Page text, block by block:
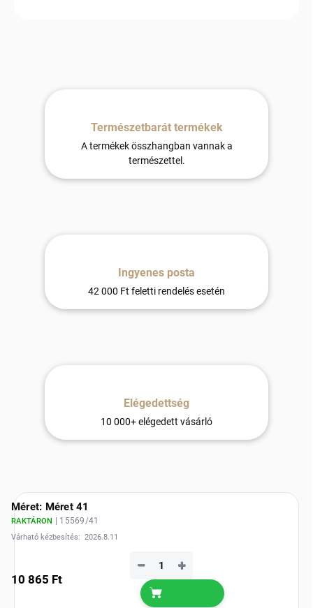
Természetbarát termékek
A termékek összhangban vannak a
természettel.
Ingyenes posta
42 000 Ft feletti rendelés esetén
Elégedettség
10 000+ elégedett vásárló
Méret: Méret 41
RAKTÁRON | 15569/41
Várható kézbesítés: 2026.8.11
10 865 Ft
+
−